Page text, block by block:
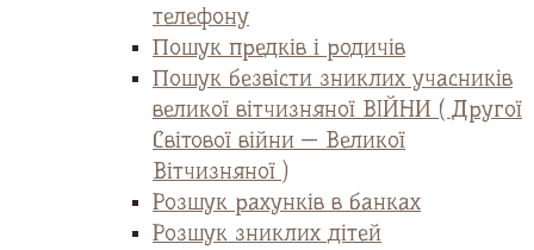
телефону
Пошук предків і родичів
Пошук безвісти зниклих учасників
великої вітчизняної ВІЙНИ ( Другої
Світової війни — Великої
Вітчизняної )
Розшук рахунків в банках
Розшук зниклих дітей